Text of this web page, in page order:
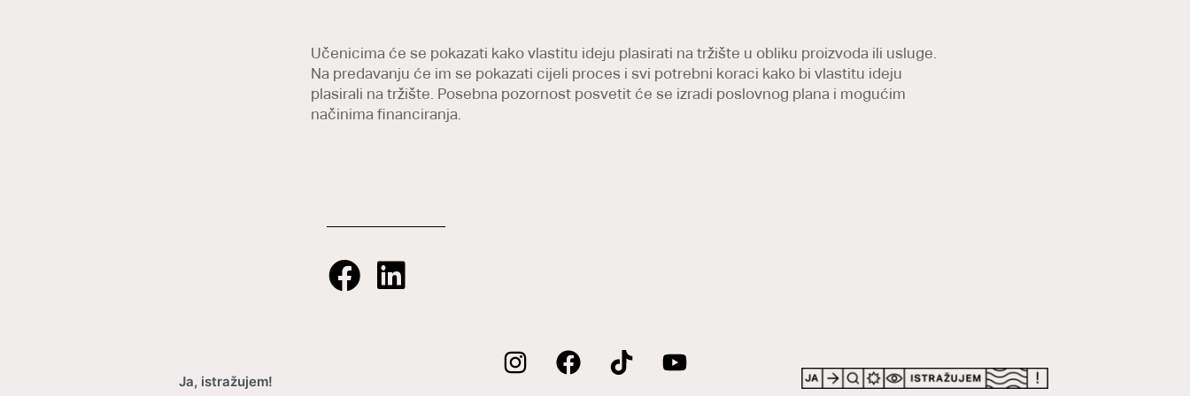
Učenicima će se pokazati kako vlastitu ideju plasirati na tržište u obliku proizvoda ili usluge.
Na predavanju će im se pokazati cijeli proces i svi potrebni koraci kako bi vlastitu ideju
plasirali na tržište. Posebna pozornost posvetit će se izradi poslovnog plana i mogućim
načinima financiranja.
Ja, istražujem!